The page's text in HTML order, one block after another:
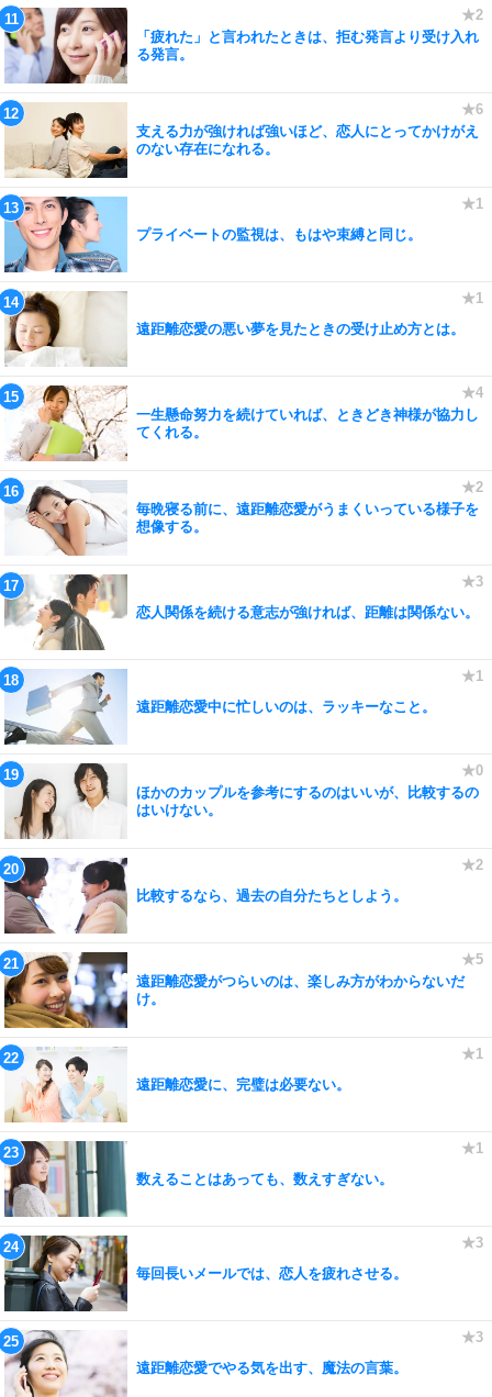
「疲れた」と言われたときは、拒む発言より受け入れ
る発言。
支える力が強ければ強いほど、恋人にとってかけがえ
のない存在になれる。
プライベートの監視は、もはや束縛と同じ。
遠距離恋愛の悪い夢を見たときの受け止め方とは。
一生懸命努力を続けていれば、ときどき神様が協力し
てくれる。
毎晩寝る前に、遠距離恋愛がうまくいっている様子を
想像する。
恋人関係を続ける意志が強ければ、距離は関係ない。
遠距離恋愛中に忙しいのは、ラッキーなこと。
ほかのカップルを参考にするのはいいが、比較するの
はいけない。
比較するなら、過去の自分たちとしよう。
遠距離恋愛がつらいのは、楽しみ方がわからないだ
け。
遠距離恋愛に、完璧は必要ない。
数えることはあっても、数えすぎない。
毎回長いメールでは、恋人を疲れさせる。
遠距離恋愛でやる気を出す、魔法の言葉。